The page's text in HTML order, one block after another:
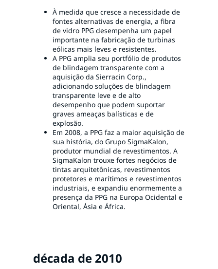
À medida que cresce a necessidade de
fontes alternativas de energia, a fibra
de vidro PPG desempenha um papel
importante na fabricação de turbinas
eólicas mais leves e resistentes.
A PPG amplia seu portfólio de produtos
de blindagem transparente com a
aquisição da Sierracin Corp.,
adicionando soluções de blindagem
transparente leve e de alto
desempenho que podem suportar
graves ameaças balísticas e de
explosão.
Em 2008, a PPG faz a maior aquisição de
sua história, do Grupo SigmaKalon,
produtor mundial de revestimentos. A
SigmaKalon trouxe fortes negócios de
tintas arquitetônicas, revestimentos
protetores e marítimos e revestimentos
industriais, e expandiu enormemente a
presença da PPG na Europa Ocidental e
Oriental, Ásia e África.
década de 2010